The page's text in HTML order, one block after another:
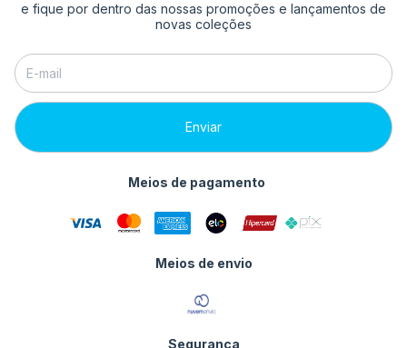
e fique por dentro das nossas promoções e lançamentos de
novas coleções
Meios de pagamento
Meios de envio
Segurança